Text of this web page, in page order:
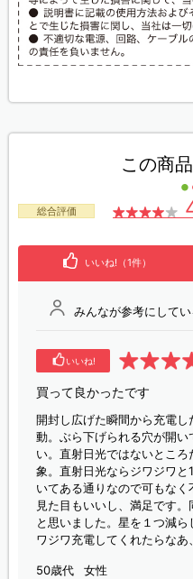
この商
総合評価
いいね!（1件）
みんなが参考にして
いいね!
買って良かったです
開封し広げた瞬間から充電
動。ぶら下げられる穴が開
い。直射日光ではないとこ
象。直射日光ならジワジワ
いてある通りなので可もなく
見た目もいいし、満足です
と思いました。星を１つ減
ワジワ充電してくれたらなあ
50歳代 女性